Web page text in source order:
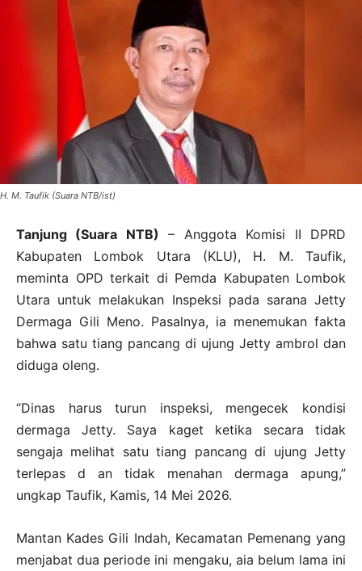
H. M. Taufik (Suara NTB/ist)
Tanjung (Suara NTB) – Anggota Komisi II DPRD
Kabupaten Lombok Utara (KLU), H. M. Taufik,
meminta OPD terkait di Pemda Kabupaten Lombok
Utara untuk melakukan Inspeksi pada sarana Jetty
Dermaga Gili Meno. Pasalnya, ia menemukan fakta
bahwa satu tiang pancang di ujung Jetty ambrol dan
diduga oleng.
“Dinas harus turun inspeksi, mengecek kondisi
dermaga Jetty. Saya kaget ketika secara tidak
sengaja melihat satu tiang pancang di ujung Jetty
terlepas d an tidak menahan dermaga apung,”
ungkap Taufik, Kamis, 14 Mei 2026.
Mantan Kades Gili Indah, Kecamatan Pemenang yang
menjabat dua periode ini mengaku, aia belum lama ini